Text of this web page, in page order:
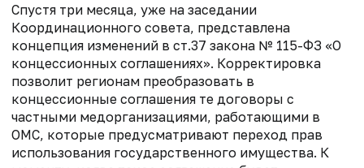
Спустя три месяца, уже на заседании
Координационного совета, представлена
концепция изменений в ст.37 закона № 115-ФЗ «О
концессионных соглашениях». Корректировка
позволит регионам преобразовать в
концессионные соглашения те договоры с
частными медорганизациями, работающими в
ОМС, которые предусматривают переход прав
использования государственного имущества. К